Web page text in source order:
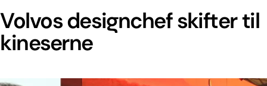
Volvos designchef skifter til
kineserne